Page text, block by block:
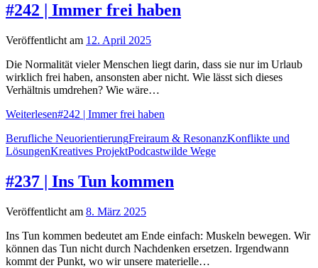
#242 | Immer frei haben
Veröffentlicht am 12. April 2025
Die Normalität vieler Menschen liegt darin, dass sie nur im Urlaub
wirklich frei haben, ansonsten aber nicht. Wie lässt sich dieses
Verhältnis umdrehen? Wie wäre…
Weiterlesen#242 | Immer frei haben
Berufliche NeuorientierungFreiraum & ResonanzKonflikte und
LösungenKreatives ProjektPodcastwilde Wege
#237 | Ins Tun kommen
Veröffentlicht am 8. März 2025
Ins Tun kommen bedeutet am Ende einfach: Muskeln bewegen. Wir
können das Tun nicht durch Nachdenken ersetzen. Irgendwann
kommt der Punkt, wo wir unsere materielle…